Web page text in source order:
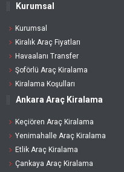
Kurumsal
Kurumsal
Kiralık Araç Fiyatları
Havaalanı Transfer
Şoförlü Araç Kiralama
Kiralama Koşulları
Ankara Araç Kiralama
Keçiören Araç Kiralama
Yenimahalle Araç Kiralama
Etlik Araç Kiralama
Çankaya Araç Kiralama